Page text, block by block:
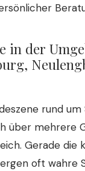
in der
rund um
über mehrere
Gerade die
oft wahre